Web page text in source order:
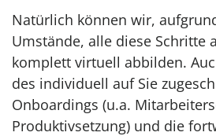
Natürlich können wir,
Umstände, alle diese Schritte
komplett virtuell abbilden.
des individuell auf Sie
Onboardings (u.a.
Produktivsetzung) und die